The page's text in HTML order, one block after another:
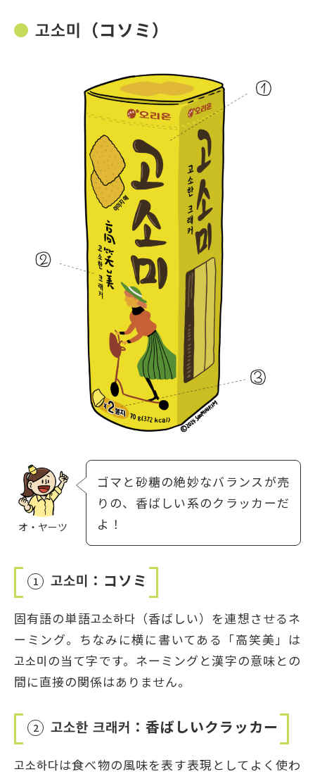
고소미（コソミ）
オ・ヤーツ
ゴマと砂糖の絶妙なバランスが売
りの、香ばしい系のクラッカーだ
よ！
1 고소미：コソミ
固有語の単語고소하다（香ばしい）を連想させるネ
ーミング。ちなみに横に書いてある「高笑美」は
고소미の当て字です。ネーミングと漢字の意味との
間に直接の関係はありません。
2 고소한 크래커：香ばしいクラッカー
고소하다は食べ物の風味を表す表現としてよく使わ